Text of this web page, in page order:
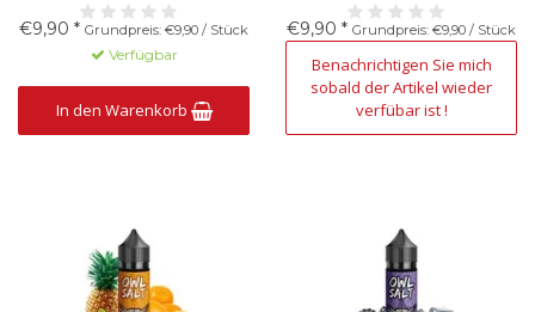
€9,90 * Grundpreis: €9,90 / Stück
Verfügbar
In den Warenkorb
€9,90 * Grundpreis: €9,90 / Stück
Nicht verfügbar
Benachrichtigen Sie mich
sobald der Artikel wieder
verfübar ist !